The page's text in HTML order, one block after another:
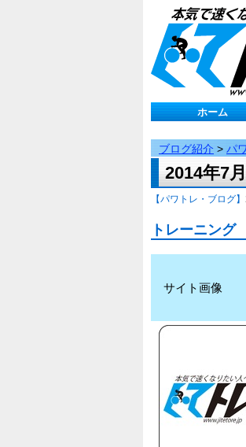
ホーム
ブログ紹介 > パ
2014年7
【パワトレ・ブログ】
トレーニング
サイト画像